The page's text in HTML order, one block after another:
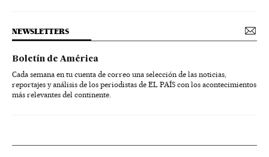
NEWSLETTERS
Boletín de América
Cada semana en tu cuenta de correo una selección de las noticias,
reportajes y análisis de los periodistas de EL PAÍS con los acontecimientos
más relevantes del continente.